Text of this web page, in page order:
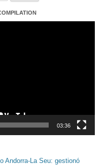
03:36
Andorra-La Seu: gestionó